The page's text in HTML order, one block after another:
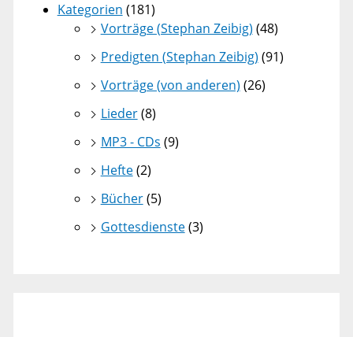
Kategorien (181)
Vorträge (Stephan Zeibig) (48)
Predigten (Stephan Zeibig) (91)
Vorträge (von anderen) (26)
Lieder(8)
MP3 - CDs (9)
Hefte(2)
Bücher(5)
Gottesdienste(3)